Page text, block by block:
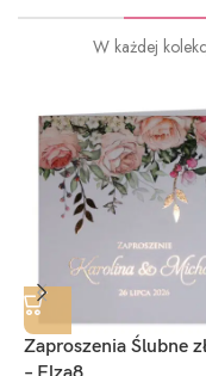
W każdej
Zaproszenia Ślubne